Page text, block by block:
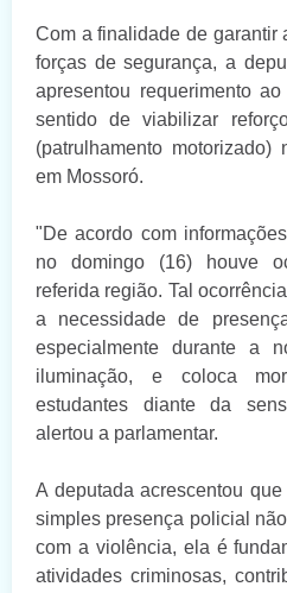
Com a finalidade de garantir
forças de segurança, a
apresentou requerimento
sentido de viabilizar
(patrulhamento
em Mossoró.
"De acordo com
no domingo (16) houve
referida região. Tal
a necessidade de
especialmente durante a
iluminação, e coloca
estudantes diante da
alertou a parlamentar.
A deputada acrescentou
simples presença policial
com a violência, ela é
atividades criminosas,